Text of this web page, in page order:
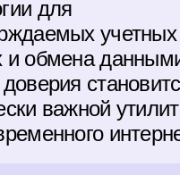
для
учетных
и обмена
важной